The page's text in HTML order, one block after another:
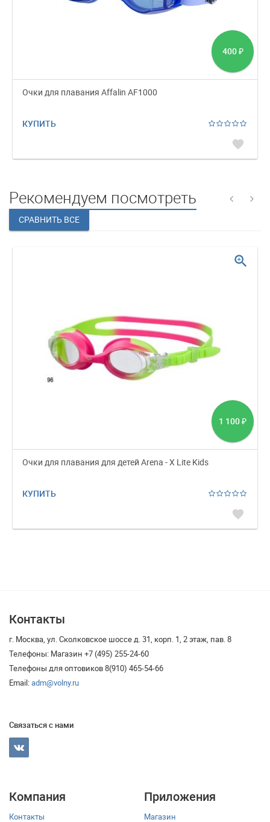
400 ₽
Очки для плавания Affalin AF1000
КУПИТЬ
favorite
Рекомендуем посмотреть
1 100 ₽
Очки для плавания для детей Arena - X Lite Kids
КУПИТЬ
favorite
zoom_in
Контакты
г. Москва, ул. Сколковское шоссе д. 31, корп. 1, 2 этаж, пав. 8
Телефоны: Магазин +7 (495) 255-24-60
Телефоны для оптовиков 8(910) 465-54-66
Email:adm@volny.ru
Связаться с нами
Компания
Контакты
Приложения
Магазин